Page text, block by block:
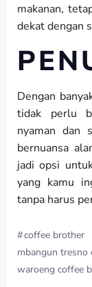
makanan,
dekat dengan
Dengan
tidak perlu
nyaman dan
bernuansa
jadi opsi
yang kamu
tanpa harus
#coffee brother
mbangun tresno
waroeng coffee